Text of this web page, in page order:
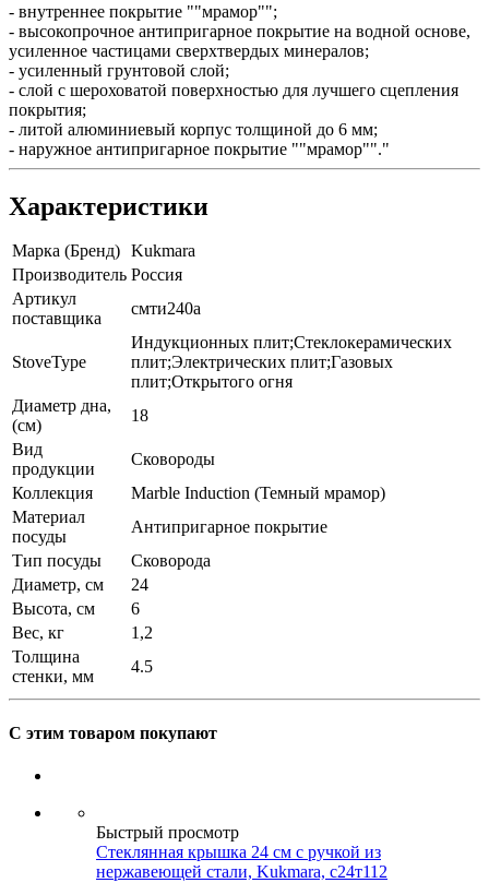
- внутреннее покрытие ""мрамор"";
- высокопрочное антипригарное покрытие на водной основе,
усиленное частицами сверхтвердых минералов;
- усиленный грунтовой слой;
- слой с шероховатой поверхностью для лучшего сцепления
покрытия;
- литой алюминиевый корпус толщиной до 6 мм;
- наружное антипригарное покрытие ""мрамор""."
Характеристики
Марка (Бренд) Kukmara
Производитель Россия
Артикул
поставщика
смти240а
StoveType
Индукционных плит;Стеклокерамических
плит;Электрических плит;Газовых
плит;Открытого огня
Диаметр дна,
(см)
18
Вид
продукции
Сковороды
Коллекция
Marble Induction (Темный мрамор)
Материал
посуды
Антипригарное покрытие
Тип посуды
Сковорода
Диаметр, см
24
Высота, см
6
Вес, кг
1,2
Толщина
стенки, мм
4.5
С этим товаром покупают
Быстрый просмотр
Стеклянная крышка 24 см с ручкой из
нержавеющей стали, Kukmara, с24т112